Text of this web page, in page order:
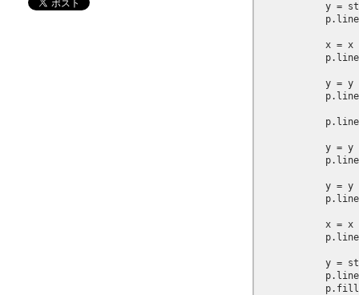
y =
x = x
y = y
y = y
y = y
x = x
y =